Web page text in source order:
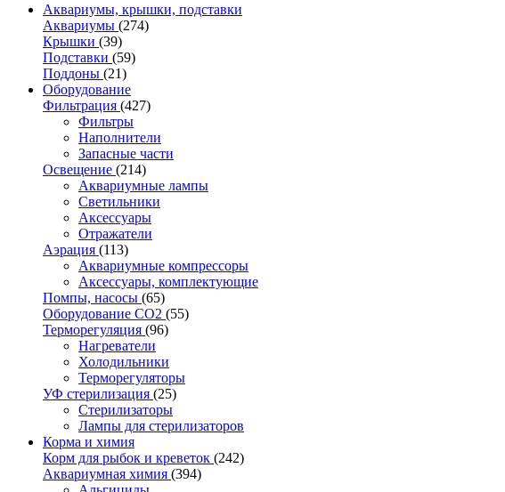
Аквариумы, крышки, подставки
Аквариумы (274)
Крышки (39)
Подставки (59)
Поддоны (21)
Оборудование
Фильтрация (427)
Фильтры
Наполнители
Запасные части
Освещение (214)
Аквариумные лампы
Светильники
Аксессуары
Отражатели
Аэрация (113)
Аквариумные компрессоры
Аксессуары, комплектующие
Помпы, насосы (65)
Оборудование CO2 (55)
Терморегуляция (96)
Нагреватели
Холодильники
Терморегуляторы
УФ стерилизация (25)
Стерилизаторы
Лампы для стерилизаторов
Корма и химия
Корм для рыбок и креветок (242)
Аквариумная химия (394)